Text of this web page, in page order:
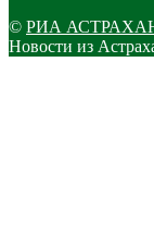
© РИА
Новости из